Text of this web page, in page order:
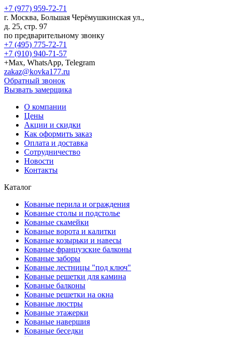
+7 (977) 959-72-71
г. Москва, Большая Черёмушкинская ул.,
д. 25, стр. 97
по предварительному звонку
+7 (495) 775-72-71
+7 (910) 940-71-57
+Max, WhatsApp, Telegram
zakaz@kovka177.ru
Обратный звонок
Вызвать замерщика
О компании
Цены
Акции и скидки
Как оформить заказ
Оплата и доставка
Сотрудничество
Новости
Контакты
Каталог
Кованые перила и ограждения
Кованые столы и подстолье
Кованые скамейки
Кованые ворота и калитки
Кованые козырьки и навесы
Кованые французские балконы
Кованые заборы
Кованые лестницы "под ключ"
Кованые решетки для камина
Кованые балконы
Кованые решетки на окна
Кованые люстры
Кованые этажерки
Кованые навершия
Кованые беседки